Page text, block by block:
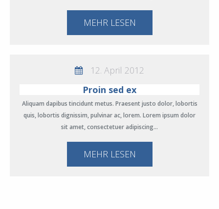
MEHR LESEN
12. April 2012
Proin sed ex
Aliquam dapibus tincidunt metus. Praesent justo dolor, lobortis
quis, lobortis dignissim, pulvinar ac, lorem. Lorem ipsum dolor
sit amet, consectetuer adipiscing…
MEHR LESEN